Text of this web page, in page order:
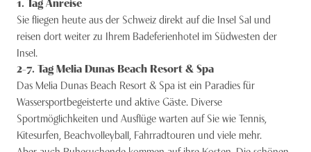
Sie fliegen heute aus der Schweiz direkt auf die Insel Sal und
reisen dort weiter zu Ihrem Badeferienhotel im Südwesten der
Insel.
2-7. TagMelia Dunas Beach Resort & Spa
Das Melia Dunas Beach Resort & Spa ist ein Paradies für
Wassersportbegeisterte und aktive Gäste. Diverse
Sportmöglichkeiten und Ausflüge warten auf Sie wie Tennis,
Kitesurfen, Beachvolleyball, Fahrradtouren und viele mehr.